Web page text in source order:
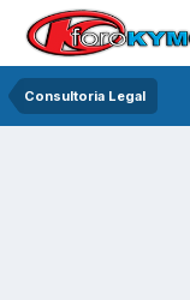
Consultoria Legal